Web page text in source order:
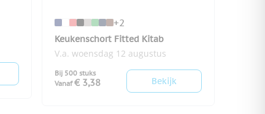
+2
Keukenschort Fitted Kitab
V.a. woensdag 12 augustus
Bij 500 stuks
Vanaf € 3,38 Bekijk